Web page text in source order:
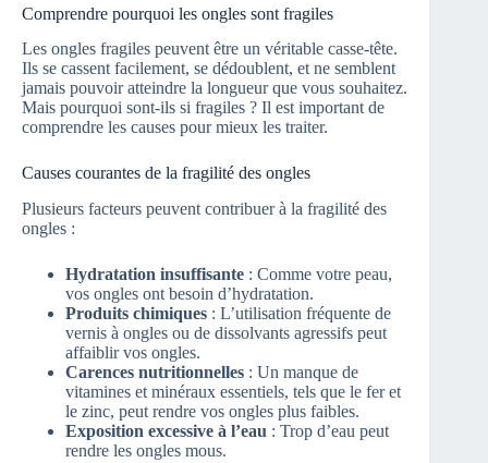
Comprendre pourquoi les ongles sont fragiles
Les ongles fragiles peuvent être un véritable casse-tête.
Ils se cassent facilement, se dédoublent, et ne semblent
jamais pouvoir atteindre la longueur que vous souhaitez.
Mais pourquoi sont-ils si fragiles ? Il est important de
comprendre les causes pour mieux les traiter.
Causes courantes de la fragilité des ongles
Plusieurs facteurs peuvent contribuer à la fragilité des
ongles :
Hydratation insuffisante : Comme votre peau,
vos ongles ont besoin d’hydratation.
Produits chimiques : L’utilisation fréquente de
vernis à ongles ou de dissolvants agressifs peut
affaiblir vos ongles.
Carences nutritionnelles : Un manque de
vitamines et minéraux essentiels, tels que le fer et
le zinc, peut rendre vos ongles plus faibles.
Exposition excessive à l’eau : Trop d’eau peut
rendre les ongles mous.